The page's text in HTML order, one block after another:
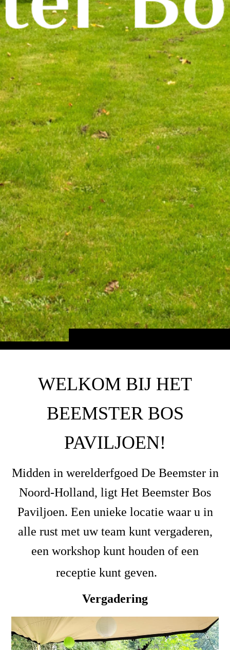
WELKOM BIJ HET
BEEMSTER BOS
PAVILJOEN!
Midden in werelderfgoed De Beemster in
Noord-Holland, ligt Het Beemster Bos
Paviljoen. Een unieke locatie waar u in
alle rust met uw team kunt vergaderen,
een workshop kunt houden of een
receptie kunt geven.
Vergadering